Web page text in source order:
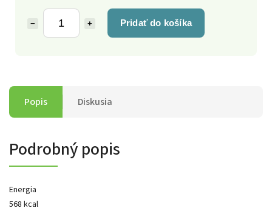
+
− Pridať do košíka
Popis Diskusia
Podrobný popis
Energia
568 kcal